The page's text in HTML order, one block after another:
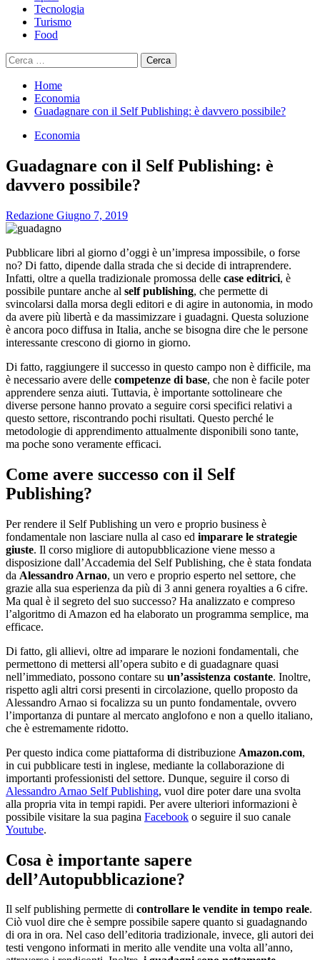
Tecnologia
Turismo
Food
Ricerca
per:
Home
Economia
Guadagnare con il Self Publishing: è davvero possibile?
Economia
Guadagnare con il Self Publishing: è
davvero possibile?
Redazione Giugno 7, 2019
Pubblicare libri al giorno d’oggi è un’impresa impossibile, o forse
no? Di fatto, dipende dalla strada che si decide di intraprendere.
Infatti, oltre a quella tradizionale promossa delle case editrici, è
possibile puntare anche al self publishing, che permette di
svincolarsi dalla morsa degli editori e di agire in autonomia, in modo
da avere più libertà e da massimizzare i guadagni. Questa soluzione
è ancora poco diffusa in Italia, anche se bisogna dire che le persone
interessante crescono di giorno in giorno.
Di fatto, raggiungere il successo in questo campo non è difficile, ma
è necessario avere delle competenze di base, che non è facile poter
apprendere senza aiuti. Tuttavia, è importante sottolineare che
diverse persone hanno provato a seguire corsi specifici relativi a
questo settore, riscontrando pochi risultati. Questo perché le
metodologie di apprendimento attualmente disponibili sono tante,
ma poche sono veramente efficaci.
Come avere successo con il Self
Publishing?
Per rendere il Self Publishing un vero e proprio business è
fondamentale non lasciare nulla al caso ed imparare le strategie
giuste. Il corso migliore di autopubblicazione viene messo a
disposizione dall’Accademia del Self Publishing, che è stata fondata
da Alessandro Arnao, un vero e proprio esperto nel settore, che
grazie alla sua esperienza da più di 3 anni genera royalties a 6 cifre.
Ma qual è il segreto del suo successo? Ha analizzato e compreso
l’algoritmo di Amazon ed ha elaborato un programma semplice, ma
efficace.
Di fatto, gli allievi, oltre ad imparare le nozioni fondamentali, che
permettono di mettersi all’opera subito e di guadagnare quasi
nell’immediato, possono contare su un’assistenza costante. Inoltre,
rispetto agli altri corsi presenti in circolazione, quello proposto da
Alessandro Arnao si focalizza su un punto fondamentale, ovvero
l’importanza di puntare al mercato anglofono e non a quello italiano,
che è estremamente ridotto.
Per questo indica come piattaforma di distribuzione Amazon.com,
in cui pubblicare testi in inglese, mediante la collaborazione di
importanti professionisti del settore. Dunque, seguire il corso di
Alessandro Arnao Self Publishing, vuol dire poter dare una svolta
alla propria vita in tempi rapidi. Per avere ulteriori informazioni è
possibile visitare la sua pagina Facebook o seguire il suo canale
Youtube.
Cosa è importante sapere
dell’Autopubblicazione?
Il self publishing permette di controllare le vendite in tempo reale.
Ciò vuol dire che è sempre possibile sapere quanto si guadagnando
di ora in ora. Nel caso dell’editoria tradizionale, invece, gli autori dei
testi vengono informati in merito alle vendite una volta all’anno,